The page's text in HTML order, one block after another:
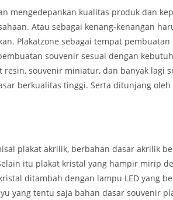
mengedepankan kualitas produk dan
Atau sebagai kenang-kenangan
Plakatzone sebagai tempat
souvenir sesuai dengan
souvenir miniatur, dan banyak lagi
berkualitas tinggi. Serta ditunjang
plakat akrilik, berbahan dasar akrilik
itu plakat kristal yang hampir mirip
ditambah dengan lampu LED yang
yang tentu saja bahan dasar souvenir